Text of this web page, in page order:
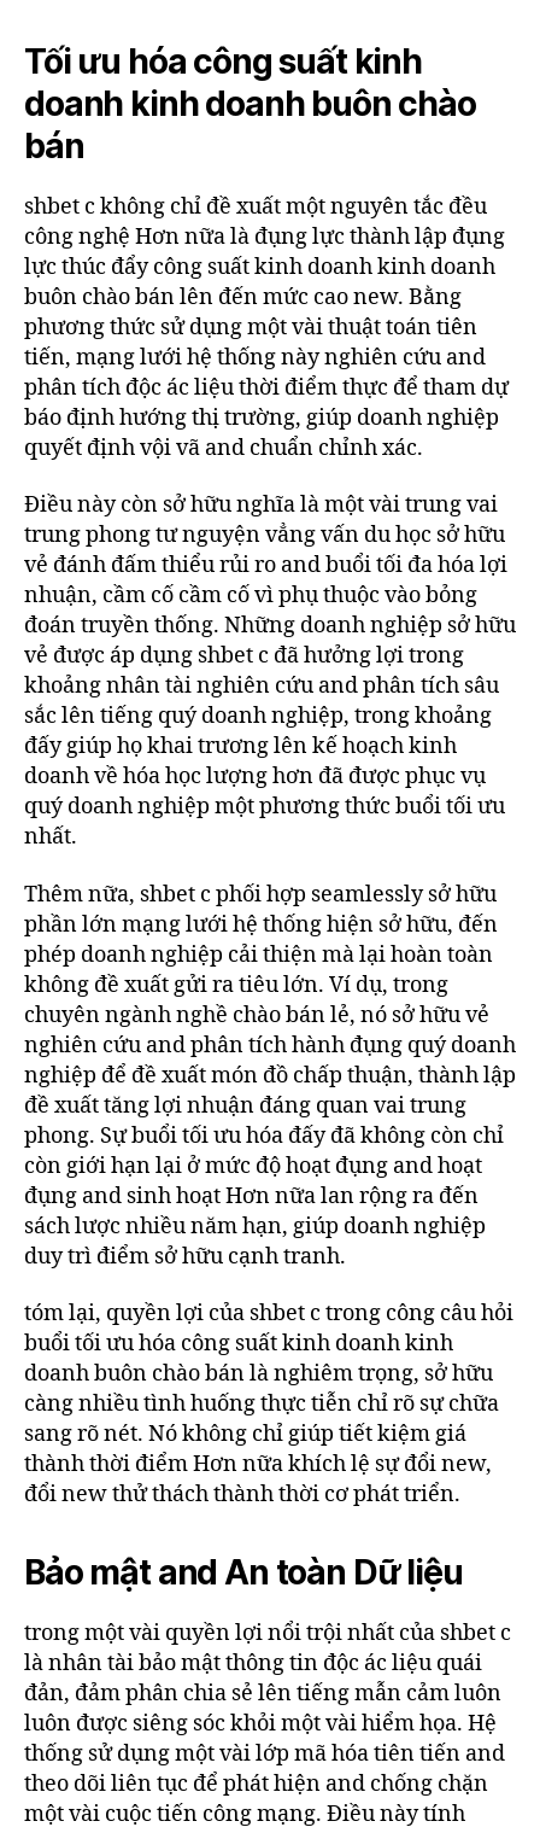
Tối ưu hóa công suất kinh
doanh kinh doanh buôn chào
bán
shbet c không chỉ đề xuất một nguyên tắc đều
công nghệ Hơn nữa là đụng lực thành lập đụng
lực thúc đẩy công suất kinh doanh kinh doanh
buôn chào bán lên đến mức cao new. Bằng
phương thức sử dụng một vài thuật toán tiên
tiến, mạng lưới hệ thống này nghiên cứu and
phân tích độc ác liệu thời điểm thực để tham dự
báo định hướng thị trường, giúp doanh nghiệp
quyết định vội vã and chuẩn chỉnh xác.
Điều này còn sở hữu nghĩa là một vài trung vai
trung phong tư nguyện vẳng vấn du học sở hữu
vẻ đánh đấm thiểu rủi ro and buổi tối đa hóa lợi
nhuận, cầm cố cầm cố vì phụ thuộc vào bỏng
đoán truyền thống. Những doanh nghiệp sở hữu
vẻ được áp dụng shbet c đã hưởng lợi trong
khoảng nhân tài nghiên cứu and phân tích sâu
sắc lên tiếng quý doanh nghiệp, trong khoảng
đấy giúp họ khai trương lên kế hoạch kinh
doanh về hóa học lượng hơn đã được phục vụ
quý doanh nghiệp một phương thức buổi tối ưu
nhất.
Thêm nữa, shbet c phối hợp seamlessly sở hữu
phần lớn mạng lưới hệ thống hiện sở hữu, đến
phép doanh nghiệp cải thiện mà lại hoàn toàn
không đề xuất gửi ra tiêu lớn. Ví dụ, trong
chuyên ngành nghề chào bán lẻ, nó sở hữu vẻ
nghiên cứu and phân tích hành đụng quý doanh
nghiệp để đề xuất món đồ chấp thuận, thành lập
đề xuất tăng lợi nhuận đáng quan vai trung
phong. Sự buổi tối ưu hóa đấy đã không còn chỉ
còn giới hạn lại ở mức độ hoạt đụng and hoạt
đụng and sinh hoạt Hơn nữa lan rộng ra đến
sách lược nhiều năm hạn, giúp doanh nghiệp
duy trì điểm sở hữu cạnh tranh.
tóm lại, quyền lợi của shbet c trong công câu hỏi
buổi tối ưu hóa công suất kinh doanh kinh
doanh buôn chào bán là nghiêm trọng, sở hữu
càng nhiều tình huống thực tiễn chỉ rõ sự chữa
sang rõ nét. Nó không chỉ giúp tiết kiệm giá
thành thời điểm Hơn nữa khích lệ sự đổi new,
đổi new thử thách thành thời cơ phát triển.
Bảo mật and An toàn Dữ liệu
trong một vài quyền lợi nổi trội nhất của shbet c
là nhân tài bảo mật thông tin độc ác liệu quái
đản, đảm phân chia sẻ lên tiếng mẫn cảm luôn
luôn được siêng sóc khỏi một vài hiểm họa. Hệ
thống sử dụng một vài lớp mã hóa tiên tiến and
theo dõi liên tục để phát hiện and chống chặn
một vài cuộc tiến công mạng. Điều này tính